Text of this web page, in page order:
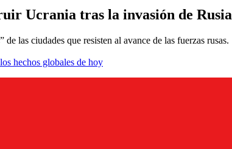
Ucrania tras la invasión de Rusia
las ciudades que resisten al avance de las fuerzas rusas.
hechos globales de hoy